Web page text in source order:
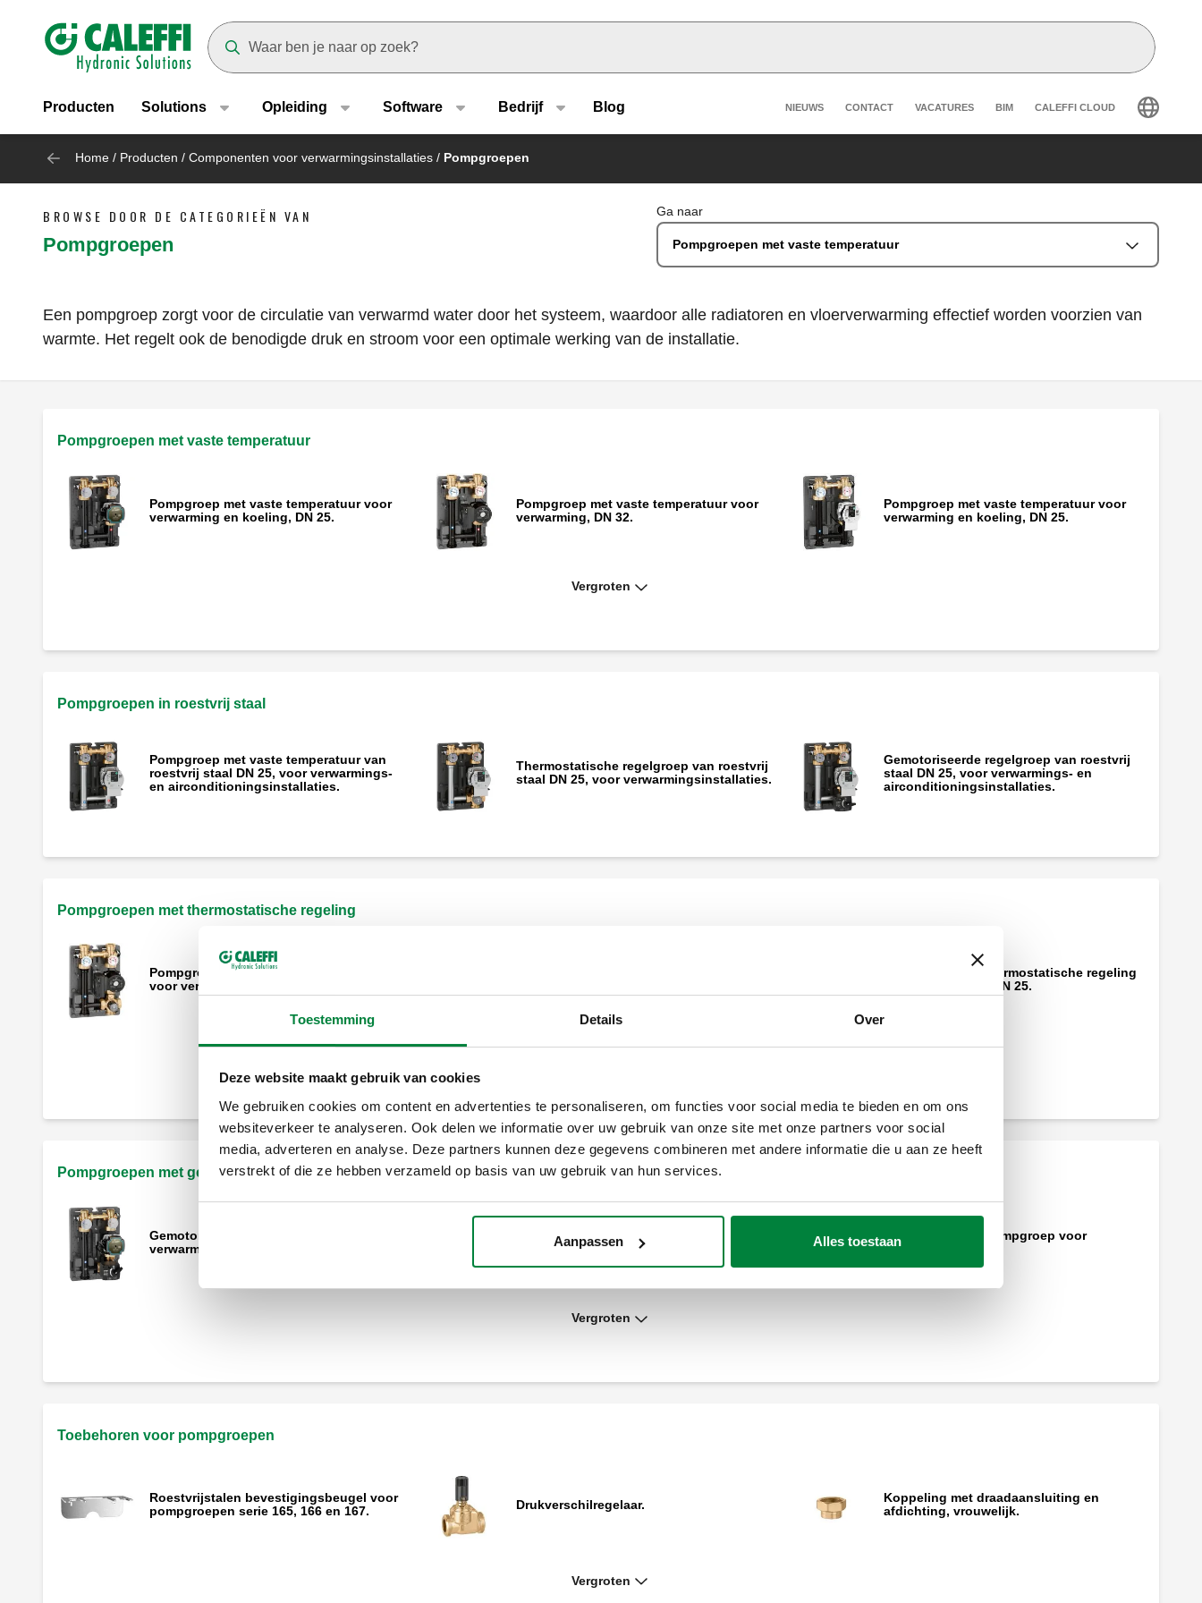
Toestemming Details Over
Deze website maakt gebruik van cookies
We gebruiken cookies om content en advertenties te personaliseren, om functies voor social media te bieden en om ons
websiteverkeer te analyseren. Ook delen we informatie over uw gebruik van onze site met onze partners voor social
media, adverteren en analyse. Deze partners kunnen deze gegevens combineren met andere informatie die u aan ze heeft
verstrekt of die ze hebben verzameld op basis van uw gebruik van hun services.
Aanpassen Alles toestaan
Header main navigation
Producten Solutions Opleiding Software Bedrijf Blog Header secondary navigation
NIEUWS CONTACT VACATURES BIM CALEFFI CLOUD
Home / Producten / Componenten voor verwarmingsinstallaties / Pompgroepen
BROWSE DOOR DE CATEGORIEËN VAN
Pompgroepen
Ga naar
Pompgroepen met vaste temperatuur
Een pompgroep zorgt voor de circulatie van verwarmd water door het systeem, waardoor alle radiatoren en vloerverwarming effectief worden voorzien van
warmte. Het regelt ook de benodigde druk en stroom voor een optimale werking van de installatie.
Pompgroepen met vaste temperatuur
Pompgroep met vaste temperatuur voor
verwarming en koeling, DN 25.
Pompgroep met vaste temperatuur voor
verwarming, DN 32.
Pompgroep met vaste temperatuur voor
verwarming en koeling, DN 25.
Vergroten
Pompgroepen in roestvrij staal
Pompgroep met vaste temperatuur van
roestvrij staal DN 25, voor verwarmings-
en airconditioningsinstallaties.
Thermostatische regelgroep van roestvrij
staal DN 25, voor verwarmingsinstallaties.
Gemotoriseerde regelgroep van roestvrij
staal DN 25, voor verwarmings- en
airconditioningsinstallaties.
Pompgroepen met thermostatische regeling
Pompgroep met thermostatische regeling
voor verwarming, DN 32.
Pompgroep met thermostatische regeling
voor verwarming, DN 25.
Thermostatisch mengventiel.
Pompgroepen met gemotoriseerde regeling
Gemotoriseerde pompgroep voor
verwarming en koeling, DN 25.
Gemotoriseerde pompgroep voor
verwarming en koeling, DN 25.
Gemotoriseerde pompgroep voor
verwarming, DN 32.
Servomotor voor mengventielen met 3-
Vergroten
Toebehoren voor pompgroepen
Roestvrijstalen bevestigingsbeugel voor
pompgroepen serie 165, 166 en 167.
Drukverschilregelaar.
Koppeling met draadaansluiting en
afdichting, vrouwelijk.
Kit veiligheidsthermostaat voor
Vergroten